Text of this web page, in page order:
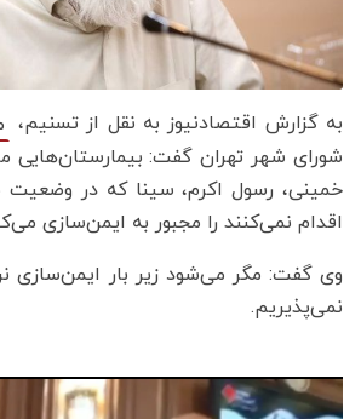
به گزارش اقتصادنیوز به نقل از تسنیم،
شورای شهر تهران گفت: بیمارستان‌هایی
خمینی، رسول اکرم، سینا که در وضعیت
اقدام نمی‌کنند را مجبور به ایمن‌سازی
وی گفت: مگر می‌شود زیر بار ایمن‌سازی
نمی‌پذیریم.